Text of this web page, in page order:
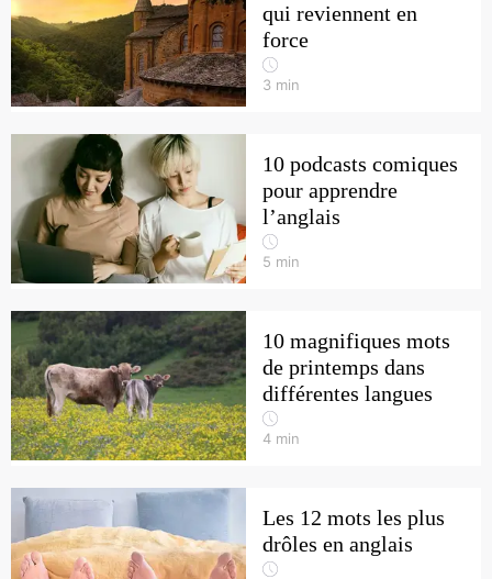
qui reviennent en
force
3 min
10 podcasts comiques
pour apprendre
l’anglais
5 min
10 magnifiques mots
de printemps dans
différentes langues
4 min
Les 12 mots les plus
drôles en anglais